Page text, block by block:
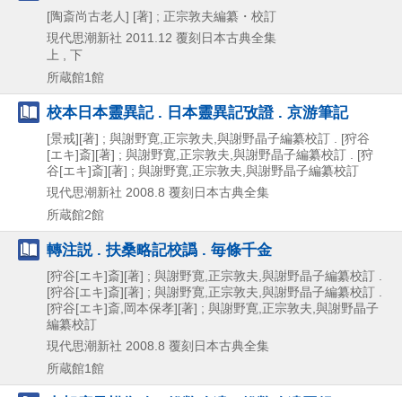
[陶斎尚古老人] [著] ; 正宗敦夫編纂・校訂
現代思潮新社 2011.12 覆刻日本古典全集
上 , 下
所蔵館1館
校本日本靈異記 . 日本靈異記攷證 . 京游筆記
[景戒][著] ; 與謝野寛,正宗敦夫,與謝野晶子編纂校訂 . [狩谷
[エキ]斎][著] ; 與謝野寛,正宗敦夫,與謝野晶子編纂校訂 . [狩
谷[エキ]斎][著] ; 與謝野寛,正宗敦夫,與謝野晶子編纂校訂
現代思潮新社 2008.8 覆刻日本古典全集
所蔵館2館
轉注説 . 扶桑略記校譌 . 毎條千金
[狩谷[エキ]斎][著] ; 與謝野寛,正宗敦夫,與謝野晶子編纂校訂 .
[狩谷[エキ]斎][著] ; 與謝野寛,正宗敦夫,與謝野晶子編纂校訂 .
[狩谷[エキ]斎,岡本保孝][著] ; 與謝野寛,正宗敦夫,與謝野晶子
編纂校訂
現代思潮新社 2008.8 覆刻日本古典全集
所蔵館1館